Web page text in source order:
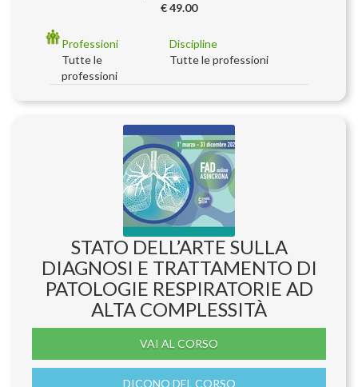
€ 49.00
Professioni
Discipline
Tutte le
professioni
Tutte le professioni
STATO DELL’ARTE SULLA
DIAGNOSI E TRATTAMENTO DI
PATOLOGIE RESPIRATORIE AD
ALTA COMPLESSITÀ
VAI AL CORSO
DICONO DEL CORSO